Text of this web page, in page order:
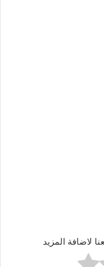
لاضافة المزيد